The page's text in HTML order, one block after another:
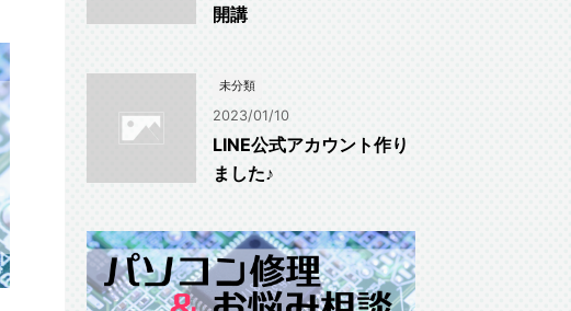
開講
未分類
2023/01/10
LINE公式アカウント作り
ました♪